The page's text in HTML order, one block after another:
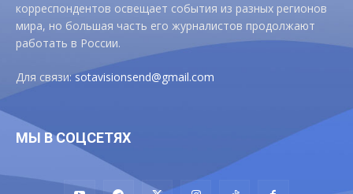
корреспондентов освещает события из разных регионов
мира, но большая часть его журналистов продолжают
работать в России.
Для связи:sotavisionsend@gmail.com
МЫ В СОЦСЕТЯХ